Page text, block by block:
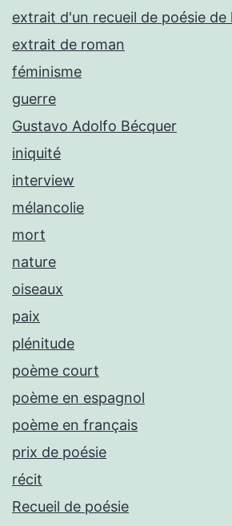
extrait d'un recueil de poésie de
extrait de roman
féminisme
guerre
Gustavo Adolfo Bécquer
iniquité
interview
mélancolie
mort
nature
oiseaux
paix
plénitude
poème court
poème en espagnol
poème en français
prix de poésie
récit
Recueil de poésie